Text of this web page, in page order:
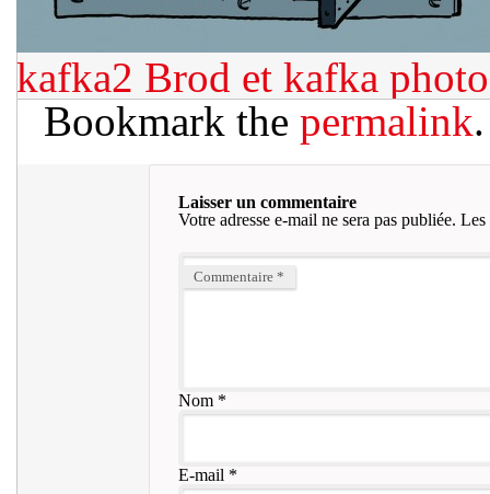
kafka2 Brod et kafka
Bookmark the permalink.
Laisser un commentaire
Votre adresse e-mail ne sera pas publiée. Les
Commentaire *
Nom*
E-mail *